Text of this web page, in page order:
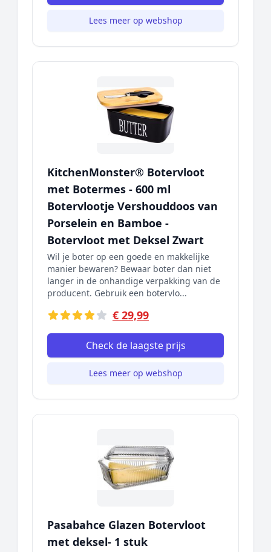
Lees meer op webshop
KitchenMonster® Botervloot
met Botermes - 600 ml
Botervlootje Vershouddoos van
Porselein en Bamboe -
Botervloot met Deksel Zwart
Wil je boter op een goede en makkelijke
manier bewaren? Bewaar boter dan niet
langer in de onhandige verpakking van de
producent. Gebruik een botervlo...
€ 29,99
Check de laagste prijs
Lees meer op webshop
Pasabahce Glazen Botervloot
met deksel- 1 stuk